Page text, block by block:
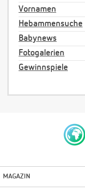
Vornamen
Hebammensuche
Babynews
Fotogalerien
Gewinnspiele
MAGAZIN